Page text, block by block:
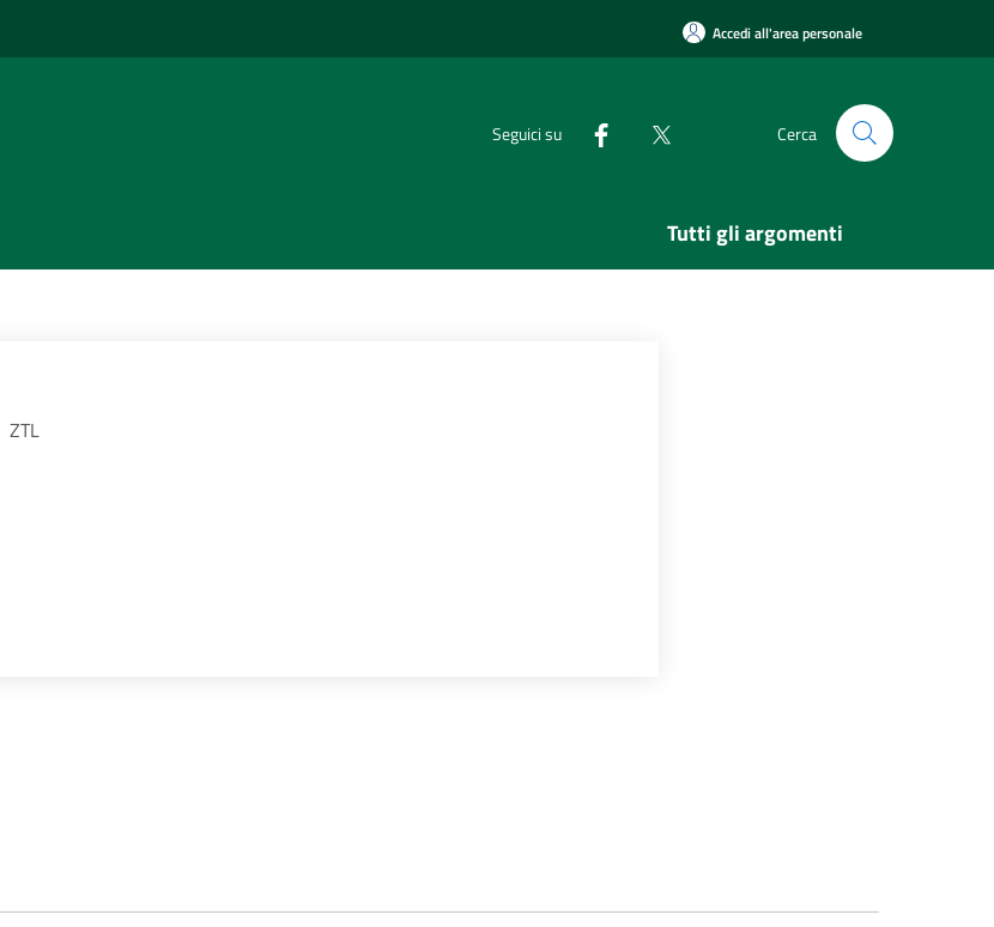
Accedi all'area personale
Seguici su Cerca
Tutti gli argomenti
ZTL